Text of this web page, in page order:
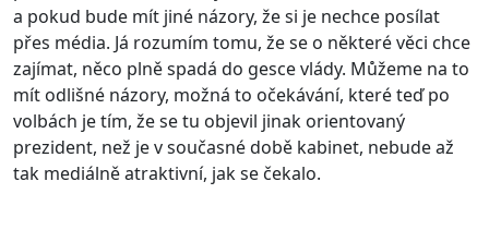
a pokud bude mít jiné názory, že si je nechce posílat
přes média. Já rozumím tomu, že se o některé věci chce
zajímat, něco plně spadá do gesce vlády. Můžeme na to
mít odlišné názory, možná to očekávání, které teď po
volbách je tím, že se tu objevil jinak orientovaný
prezident, než je v současné době kabinet, nebude až
tak mediálně atraktivní, jak se čekalo.